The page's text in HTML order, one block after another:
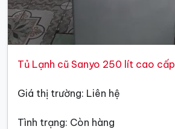
Tủ Lạnh cũ Sanyo 250 lít cao cấp
Giá thị trường: Liên hệ
Tình trạng: Còn hàng